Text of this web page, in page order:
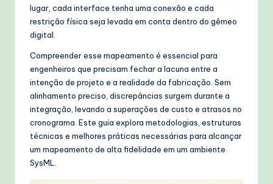
A
W
o
fl
o
lugar, cada interface tenha uma conexão e cada
restrição física seja levada em conta dentro do gêmeo
digital.
Compreender esse mapeamento é essencial para
engenheiros que precisam fechar a lacuna entre a
intenção de projeto e a realidade da fabricação. Sem
alinhamento preciso, discrepâncias surgem durante a
integração, levando a superações de custo e atrasos no
cronograma. Este guia explora metodologias, estruturas
técnicas e melhores práticas necessárias para alcançar
um mapeamento de alta fidelidade em um ambiente
SysML.